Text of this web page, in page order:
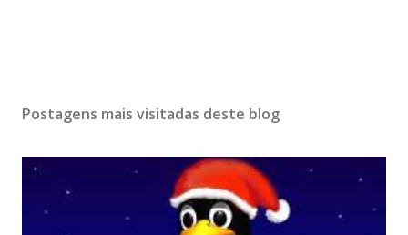
Postagens mais visitadas deste blog